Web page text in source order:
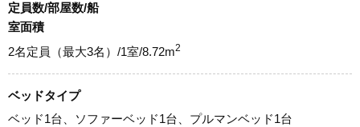
定員数/部屋数/船
室面積
2名定員（最大3名）/1室/8.72m2
ベッドタイプ
ベッド1台、ソファーベッド1台、プルマンベッド1台